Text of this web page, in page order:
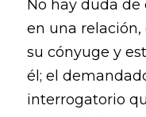
No hay duda
en una
su cónyuge y
él; el
interrogatorio